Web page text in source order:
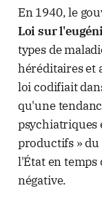
En 1940, le
Loi sur
types de
héréditaires et
loi codifiait
qu'une
psychiatriques
productifs »
l'État en
négative.